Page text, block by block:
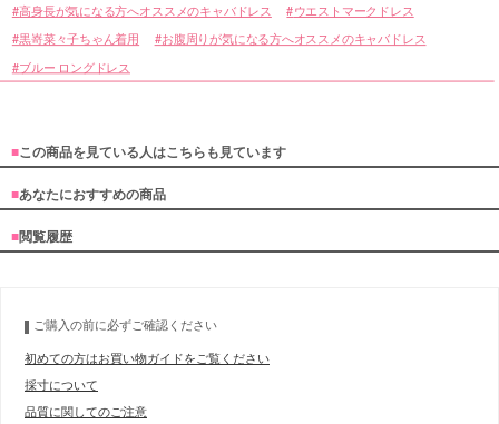
高身長が気になる方へオススメのキャバドレス
ウエストマークドレス
黒嵜菜々子ちゃん着用
お腹周りが気になる方へオススメのキャバドレス
ブルー ロングドレス
■この商品を見ている人はこちらも見ています
■あなたにおすすめの商品
■閲覧履歴
ご購入の前に必ずご確認ください
初めての方はお買い物ガイドをご覧ください
採寸について
品質に関してのご注意